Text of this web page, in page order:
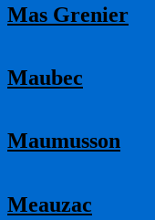
Mas Grenier
Maubec
Maumusson
Meauzac